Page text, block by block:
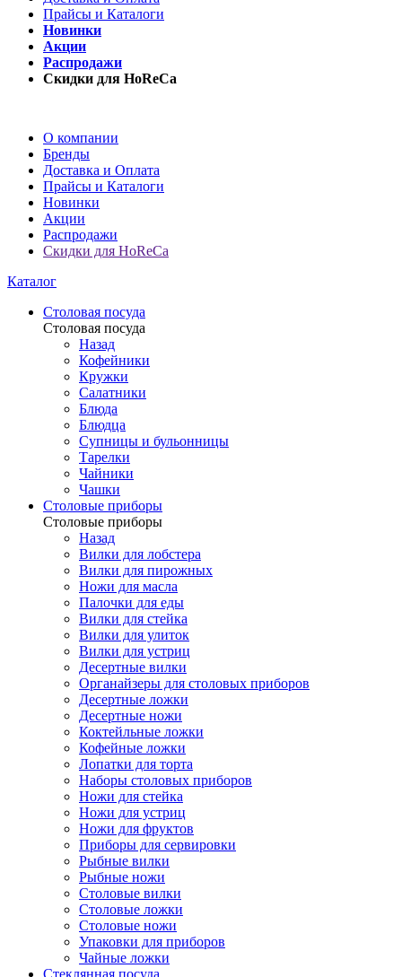
Прайсы и Каталоги
Новинки
Акции
Распродажи
Скидки для HoReCa
О компании
Бренды
Доставка и Оплата
Прайсы и Каталоги
Новинки
Акции
Распродажи
Скидки для HoReCa
Каталог
Столовая посуда
Столовая посуда
Назад
Кофейники
Кружки
Салатники
Блюда
Блюдца
Супницы и бульонницы
Тарелки
Чайники
Чашки
Cтоловые приборы
Cтоловые приборы
Назад
Вилки для лобстера
Вилки для пирожных
Ножи для масла
Палочки для еды
Вилки для стейка
Вилки для улиток
Вилки для устриц
Десертные вилки
Органайзеры для столовых приборов
Десертные ложки
Десертные ножи
Коктейльные ложки
Кофейные ложки
Лопатки для торта
Наборы столовых приборов
Ножи для стейка
Ножи для устриц
Ножи для фруктов
Приборы для сервировки
Рыбные вилки
Рыбные ножи
Столовые вилки
Столовые ложки
Столовые ножи
Упаковки для приборов
Чайные ложки
Стеклянная посуда